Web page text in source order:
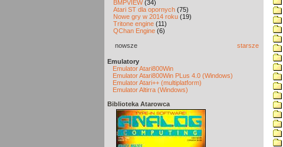
BMPVIEW(34)
Atari ST dla opornych (75)
Nowe gry w 2014 roku (19)
Tritone engine (11)
QChan Engine (6)
nowsze starsze
Emulatory
Emulator Atari800Win
Emulator Atari800Win PLus 4.0 (Windows)
Emulator Atari++ (multiplatform)
Emulator Altirra (Windows)
Biblioteka Atarowca